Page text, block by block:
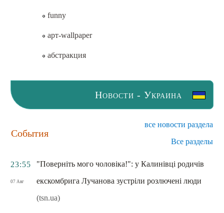
funny
арт-wallpaper
абстракция
Новости - Украина
События
все новости раздела
Все разделы
23:55
07 Авг
"Поверніть мого чоловіка!": у Калинівці родичів
екскомбрига Лучанова зустріли розлючені люди
(tsn.ua)